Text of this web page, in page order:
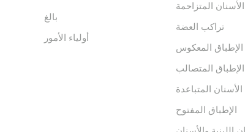
بالغ
أولياء الأمور
الأسنان المتزاحمة
تراكب العضة
الإطباق المعكوس
الإطباق المتصالب
الأسنان المتباعدة
الإطباق المفتوح